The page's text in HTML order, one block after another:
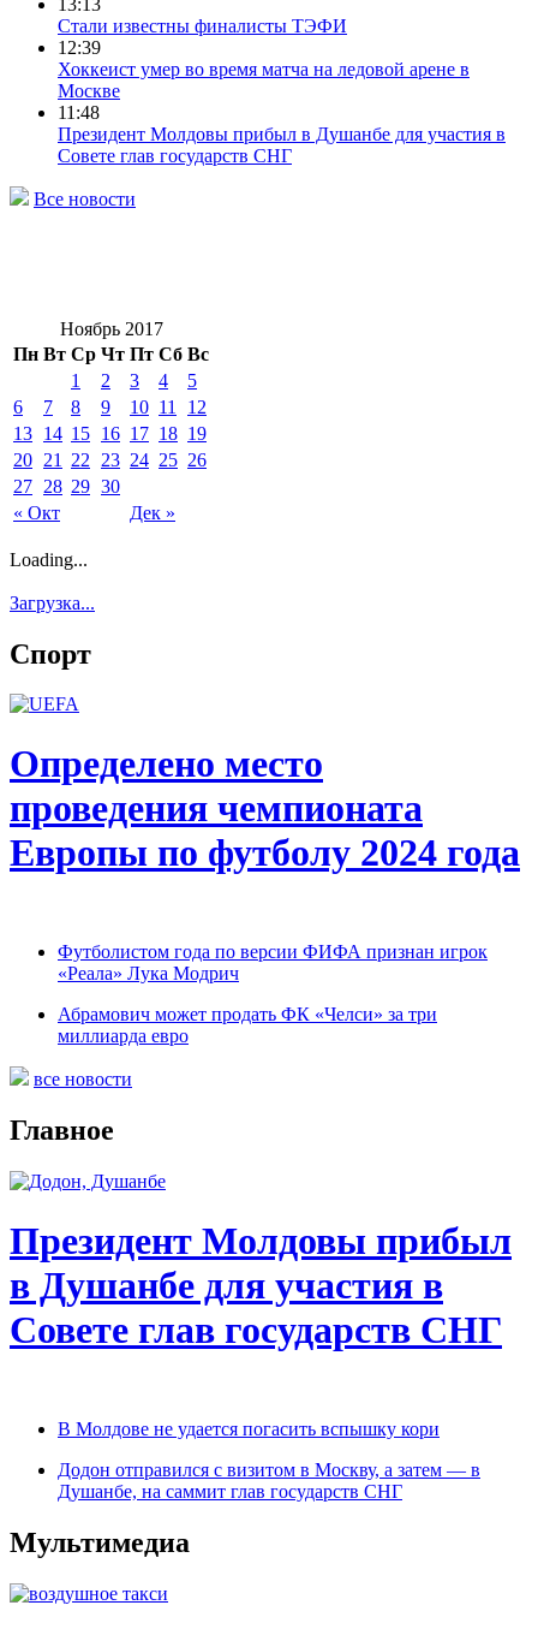
Стали известны финалисты ТЭФИ
12:39
Хоккеист умер во время матча на ледовой арене в
Москве
11:48
Президент Молдовы прибыл в Душанбе для участия в
Совете глав государств СНГ
Все новости
Ноябрь 2017
Пн Вт Ср Чт Пт Сб Вс
« Окт Дек »
1 2 3 4
5
6
7 8 9 10 11
12
13 14 15 16 17 18 19
20 21 22 23 24 25 26
27 28 29 30
Loading...
Загрузка...
Спорт
Определено место
проведения чемпионата
Европы по футболу 2024 года
Футболистом года по версии ФИФА признан игрок
«Реала» Лука Модрич
Абрамович может продать ФК «Челси» за три
миллиарда евро
все новости
Главное
Президент Молдовы прибыл
в Душанбе для участия в
Совете глав государств СНГ
В Молдове не удается погасить вспышку кори
Додон отправился с визитом в Москву, а затем — в
Душанбе, на саммит глав государств СНГ
Мультимедиа